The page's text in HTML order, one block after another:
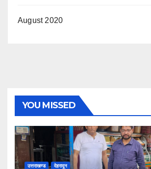
August 2020
YOU MISSED
उत्तराखण्ड देहरादून